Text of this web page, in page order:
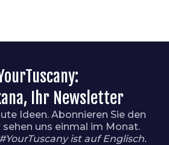
Ihr Newsletter
Ideen. Abonnieren Sie den
uns einmal im Monat.
ist auf Englisch.